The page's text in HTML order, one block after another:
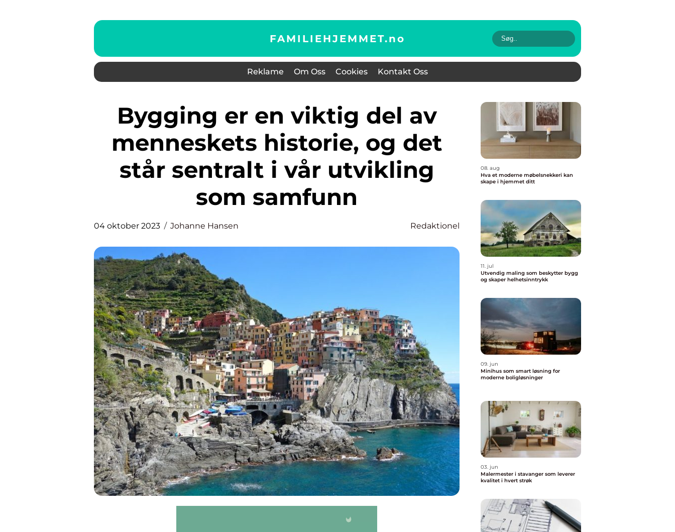
FAMILIEHJEMMET.no
Reklame Om Oss Cookies Kontakt Oss
Bygging er en viktig del av
menneskets historie, og det
står sentralt i vår utvikling
som samfunn
04 oktober 2023 Johanne Hansen Redaktionel
08. aug
Hva et moderne møbelsnekkeri kan
skape i hjemmet ditt
11. jul
Utvendig maling som beskytter bygg
og skaper helhetsinntrykk
09. jun
Minihus som smart løsning for
moderne boligløsninger
03. jun
Malermester i stavanger som leverer
kvalitet i hvert strøk